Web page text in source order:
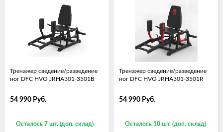
Тренажер сведение/разведение
ног DFC HVO JRHA301-3501B
54 990 Руб.
Осталось 7 шт. (доп. склад)
Тренажер сведение/разведение
ног DFC HVO JRHA301-3501R
54 990 Руб.
Осталось 10 шт. (доп. склад)